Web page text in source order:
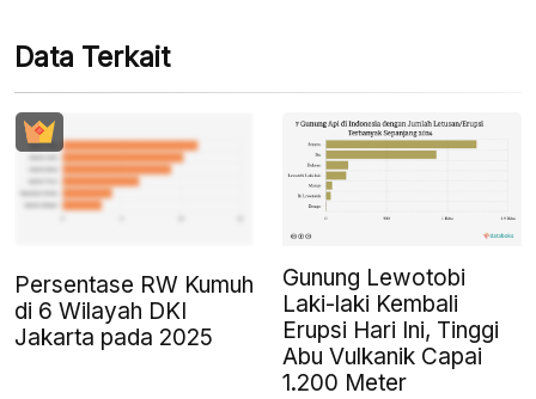
Data Terkait
Persentase RW Kumuh
di 6 Wilayah DKI
Jakarta pada 2025
Gunung Lewotobi
Laki-laki Kembali
Erupsi Hari Ini, Tinggi
Abu Vulkanik Capai
1.200 Meter